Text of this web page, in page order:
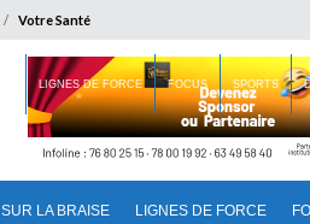
Votre Santé
SUR LA BRAISE LIGNES DE FORCE
LIGNES DE FORCE FOCUS SPORTS